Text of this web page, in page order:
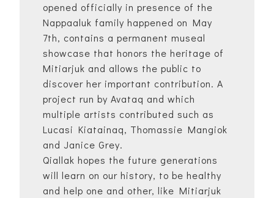
opened officially in presence of the
Nappaaluk family happened on May
7th, contains a permanent museal
showcase that honors the heritage of
Mitiarjuk and allows the public to
discover her important contribution. A
project run by Avataq and which
multiple artists contributed such as
Lucasi Kiatainaq, Thomassie Mangiok
and Janice Grey.
Qiallak hopes the future generations
will learn on our history, to be healthy
and help one and other, like Mitiarjuk